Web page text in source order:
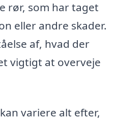
rør, som har taget
eller andre skader.
af, hvad der
vigtigt at overveje
variere alt efter,